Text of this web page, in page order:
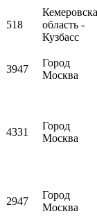
518
область -
Кузбасс
3947
Город
Москва
4331
Город
Москва
2947
Город
Москва